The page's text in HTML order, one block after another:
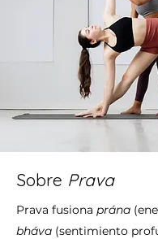
Sobre Prava
Prava fusiona prána
bháva (sentimiento